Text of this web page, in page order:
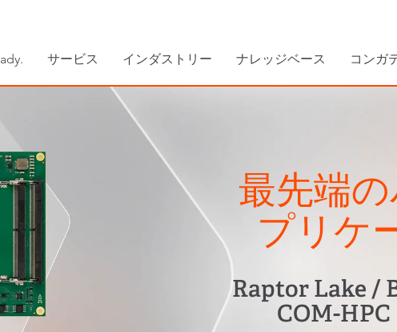
サービス インダストリー ナレッジベース コンガ
最先端
プリケ
Raptor Lake /
COM-